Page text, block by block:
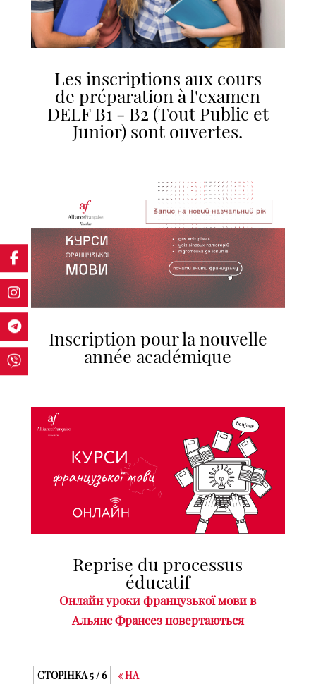
Les inscriptions aux cours
de préparation à l'examen
DELF B1 - B2 (Tout Public et
Junior) sont ouvertes.
Inscription pour la nouvelle
année académique
Reprise du processus
éducatif
Онлайн уроки французької мови в
Альянс Франсез повертаються
СТОРІНКА 5 / 6
« НА